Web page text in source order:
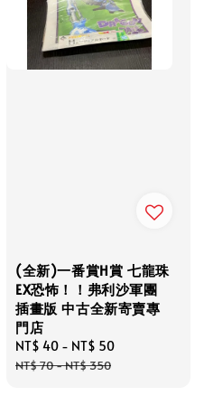
(全新)一番賞H賞 七龍珠
EX恐怖！！弗利沙軍團
插畫版 中古全新寄賣專
門店
Sale
price
NT$ 40 - NT$ 50
NT$ 70-NT$ 350